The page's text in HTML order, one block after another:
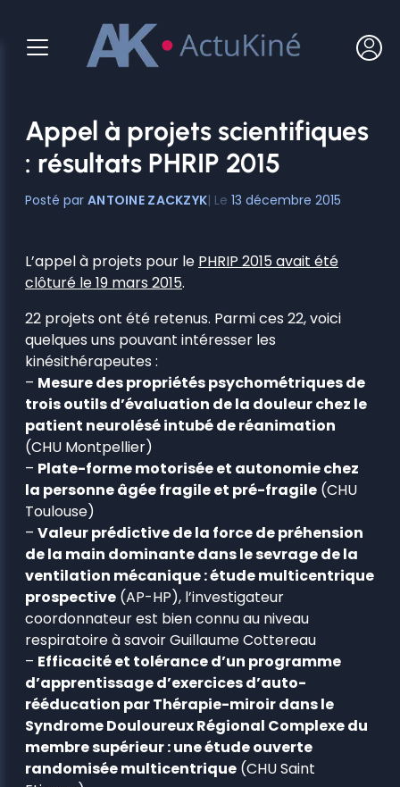
contenu
Appel à projets scientifiques
: résultats PHRIP 2015
ANTOINE ZACKZYK 13 décembre 2015
L’appel à projets pour le PHRIP 2015 avait été
clôturé le 19 mars 2015.
22 projets ont été retenus. Parmi ces 22, voici
quelques uns pouvant intéresser les
kinésithérapeutes :
– Mesure des propriétés psychométriques de
trois outils d’évaluation de la douleur chez le
patient neurolésé intubé de réanimation
(CHU Montpellier)
– Plate-forme motorisée et autonomie chez
la personne âgée fragile et pré-fragile (CHU
Toulouse)
– Valeur prédictive de la force de préhension
de la main dominante dans le sevrage de la
ventilation mécanique : étude multicentrique
prospective (AP-HP), l’investigateur
coordonnateur est bien connu au niveau
respiratoire à savoir Guillaume Cottereau
– Efficacité et tolérance d’un programme
d’apprentissage d’exercices d’auto-
rééducation par Thérapie-miroir dans le
Syndrome Douloureux Régional Complexe du
membre supérieur : une étude ouverte
randomisée multicentrique (CHU Saint